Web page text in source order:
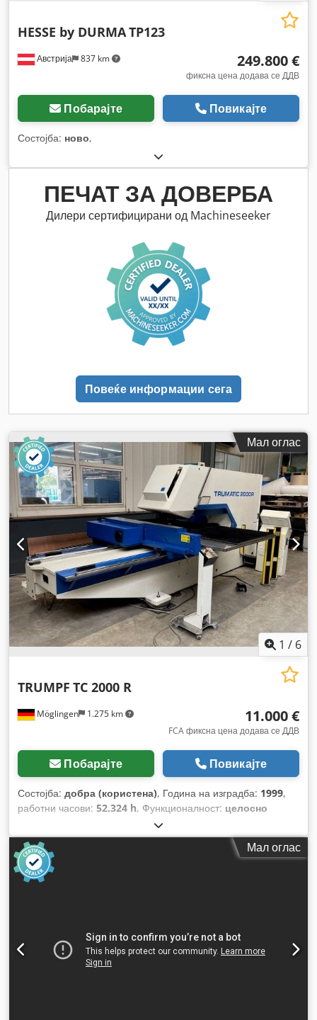
Австрија 837 km
HESSE by DURMATP123
249.800 €
фиксна цена додава се ДДВ
Побарајте Повикајте
Состојба: ново,
ПЕЧАТ ЗА ДОВЕРБА
Дилери сертифицирани од Machineseeker
Повеќе информации сега
Мал оглас
1 / 6
Möglingen 1.275 km
TRUMPF TC 2000 R
11.000 €
FCA фиксна цена додава се ДДВ
Побарајте Повикајте
Состојба: добра (користена), Година на изградба: 1999,
работни часови: 52.324 h, Функционалност: целосно
Мал оглас